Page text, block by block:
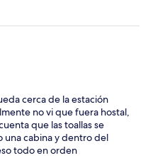
cerca de la estación
no vi que fuera hostal,
que las toallas se
una cabina y dentro del
todo en orden